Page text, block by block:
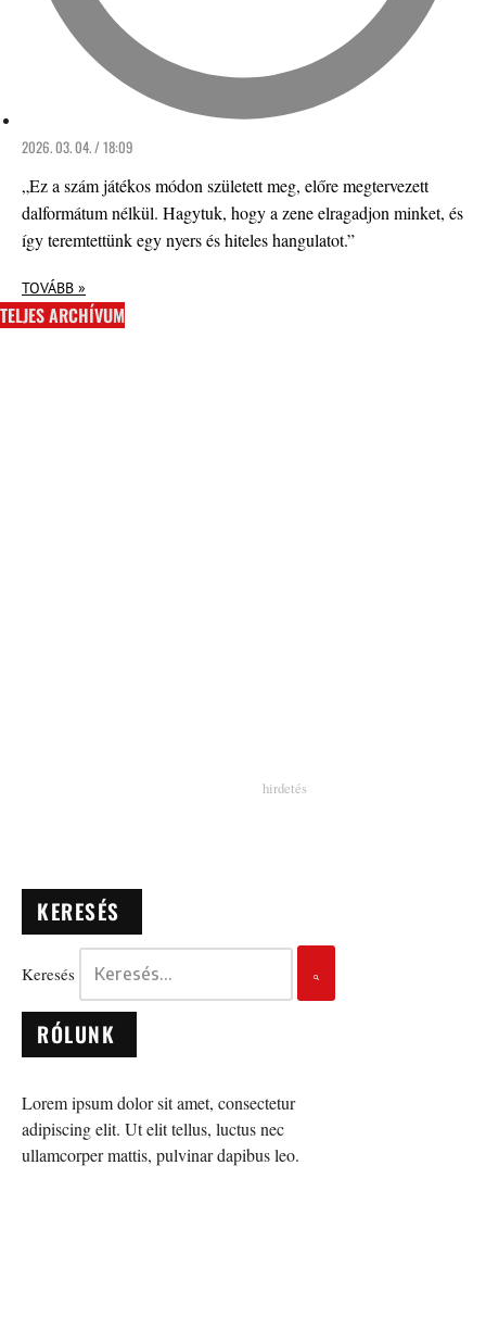
2026. 03. 04. / 18:09
„Ez a szám játékos módon született meg, előre megtervezett
dalformátum nélkül. Hagytuk, hogy a zene elragadjon minket, és
így teremtettünk egy nyers és hiteles hangulatot.”
TOVÁBB »
TELJES ARCHÍVUM
KERESÉS
Keresés
RÓLUNK
Lorem ipsum dolor sit amet, consectetur
adipiscing elit. Ut elit tellus, luctus nec
ullamcorper mattis, pulvinar dapibus leo.